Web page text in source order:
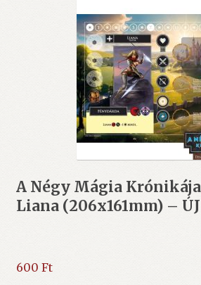
A Négy Mágia
Liana (206x161mm) – ÚJ
600 Ft